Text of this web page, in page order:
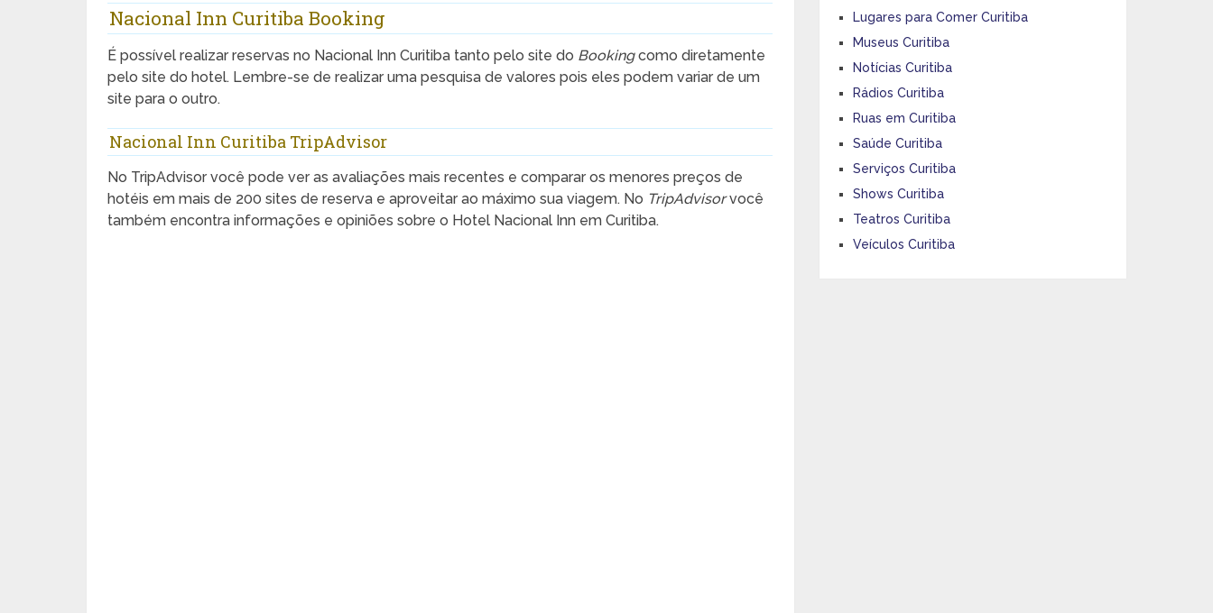
Nacional Inn Curitiba Booking
É possível realizar reservas no Nacional Inn Curitiba tanto pelo site do Bookingcomo diretamente
pelo site do hotel. Lembre-se de realizar uma pesquisa de valores pois eles podem variar de um
site para o outro.
Nacional Inn Curitiba TripAdvisor
No TripAdvisor você pode ver as avaliações mais recentes e comparar os menores preços de
hotéis em mais de 200 sites de reserva e aproveitar ao máximo sua viagem. No TripAdvisorvocê
também encontra informações e opiniões sobre o Hotel Nacional Inn em Curitiba.
Lugares para Comer Curitiba
Museus Curitiba
Notícias Curitiba
Rádios Curitiba
Ruas em Curitiba
Saúde Curitiba
Serviços Curitiba
Shows Curitiba
Teatros Curitiba
Veículos Curitiba